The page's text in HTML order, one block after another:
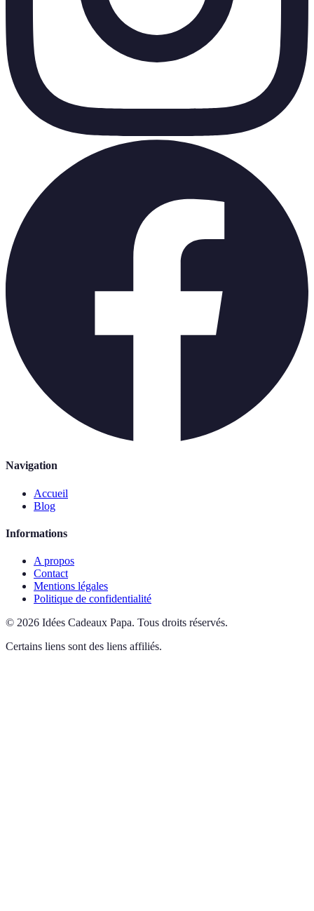
Navigation
Accueil
Blog
Informations
A propos
Contact
Mentions légales
Politique de confidentialité
© 2026 Idées Cadeaux Papa. Tous droits réservés.
Certains liens sont des liens affiliés.